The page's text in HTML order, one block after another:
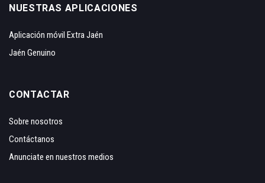
NUESTRAS APLICACIONES
Aplicación móvil Extra Jaén
Jaén Genuino
CONTACTAR
Sobre nosotros
Contáctanos
Anunciate en nuestros medios